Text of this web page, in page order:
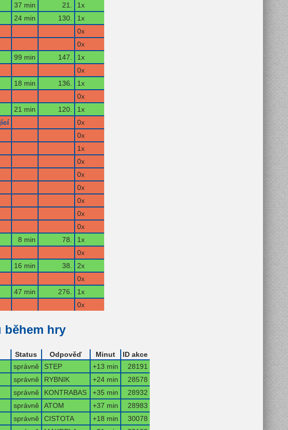
37 min 21.
1x
24 min 130.
1x
0x
0x
99 min 147.
1x
0x
18 min 136.
1x
0x
21 min 120.
1x
0x
0x
1x
0x
0x
0x
0x
0x
0x
8 min 78.
1x
0x
16 min 38.
2x
0x
47 min 276.
1x
0x
během hry
Status Odpověď Minut
ID akce
správně STEP +13 min
28191
správně RYBNIK +24 min
28578
správně KONTRABAS +35 min
28932
správně ATOM +37 min
28983
správně CISTOTA +18 min
30078